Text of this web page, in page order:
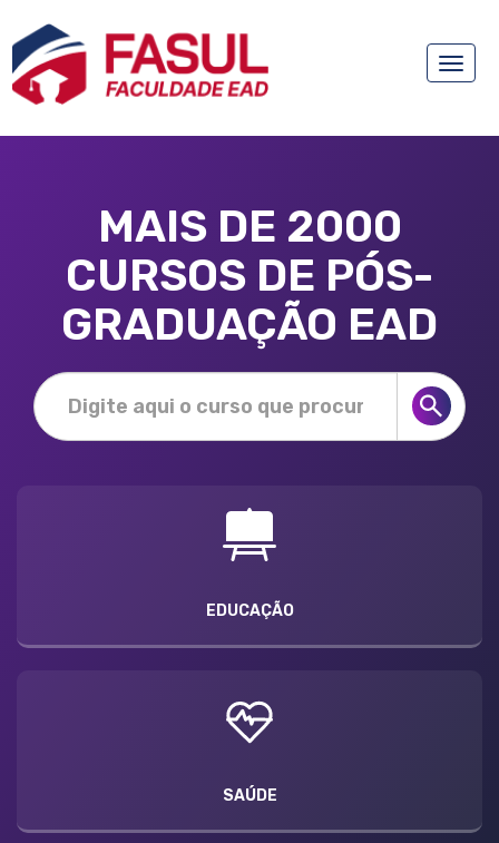
Toggle
MAIS DE 2000
CURSOS DE PÓS-
GRADUAÇÃO EAD
EDUCAÇÃO
SAÚDE